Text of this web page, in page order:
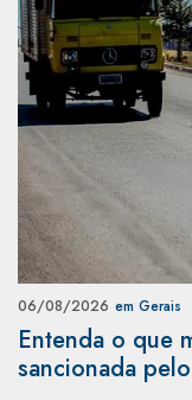
06/08/2026 em Gerais
Entenda o que
sancionada